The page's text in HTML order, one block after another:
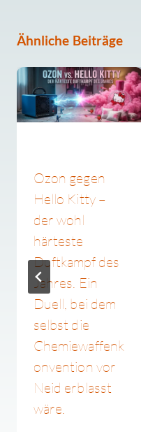
Ähnliche Beiträge
Ozon gegen
Hello Kitty –
der wohl
härteste
Duftkampf des
Jahres. Ein
Duell, bei dem
selbst die
Chemiewaffenk
onvention vor
Neid erblasst
wäre.